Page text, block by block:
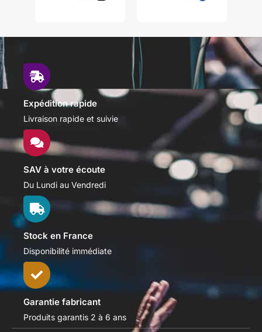
Expédition rapide
Livraison rapide et suivie
SAV à votre écoute
Du Lundi au Vendredi
Stock en France
Disponibilité immédiate
Garantie fabricant